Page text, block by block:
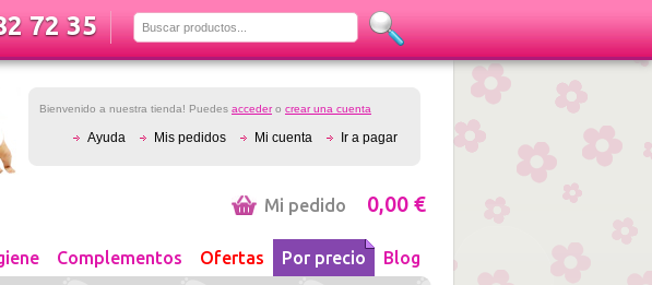
72 35
Bienvenido a nuestra tienda! Puedes accedero crear una cuenta
Ayuda Mis pedidos Mi cuenta Ir a pagar
Mi pedido 0,00 €
Complementos Ofertas Por precio Blog